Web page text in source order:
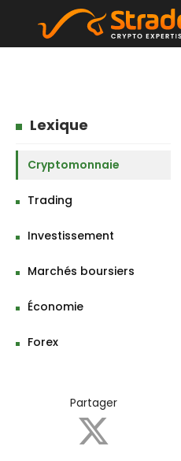
Lexique
Cryptomonnaie
Trading
Investissement
Marchés boursiers
Économie
Forex
Partager